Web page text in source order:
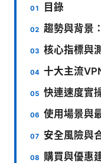
目錄
趨勢與背景
核心指標與
十大主流
快連速度實
使用場景與
安全風險與
購買與優惠